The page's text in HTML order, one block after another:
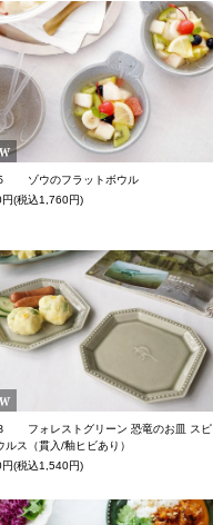
ゾウのフラットボウル
(税込1,760円)
フォレストグリーン 恐竜のお皿 スピ
ルス（貫入/釉ヒビあり）
(税込1,540円)